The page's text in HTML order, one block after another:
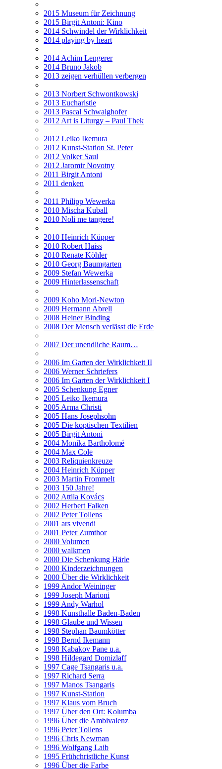
2015 Museum für Zeichnung
2015 Birgit Antoni: Kino
2014 Schwindel der Wirklichkeit
2014 playing by heart
2014 Achim Lengerer
2014 Bruno Jakob
2013 zeigen verhüllen verbergen
2013 Norbert Schwontkowski
2013 Eucharistie
2013 Pascal Schwaighofer
2012 Art is Liturgy – Paul Thek
2012 Leiko Ikemura
2012 Kunst-Station St. Peter
2012 Volker Saul
2012 Jaromir Novotny
2011 Birgit Antoni
2011 denken
2011 Philipp Wewerka
2010 Mischa Kuball
2010 Noli me tangere!
2010 Heinrich Küpper
2010 Robert Haiss
2010 Renate Köhler
2010 Georg Baumgarten
2009 Stefan Wewerka
2009 Hinterlassenschaft
2009 Koho Mori-Newton
2009 Hermann Abrell
2008 Heiner Binding
2008 Der Mensch verlässt die Erde
2007 Der unendliche Raum…
2006 Im Garten der Wirklichkeit II
2006 Werner Schriefers
2006 Im Garten der Wirklichkeit I
2005 Schenkung Egner
2005 Leiko Ikemura
2005 Arma Christi
2005 Hans Josephsohn
2005 Die koptischen Textilien
2005 Birgit Antoni
2004 Monika Bartholomé
2004 Max Cole
2003 Reliquienkreuze
2004 Heinrich Küpper
2003 Martin Frommelt
2003 150 Jahre!
2002 Attila Kovács
2002 Herbert Falken
2002 Peter Tollens
2001 ars vivendi
2001 Peter Zumthor
2000 Volumen
2000 walkmen
2000 Die Schenkung Härle
2000 Kinderzeichnungen
2000 Über die Wirklichkeit
1999 Andor Weininger
1999 Joseph Marioni
1999 Andy Warhol
1998 Kunsthalle Baden-Baden
1998 Glaube und Wissen
1998 Stephan Baumkötter
1998 Bernd Ikemann
1998 Kabakov Pane u.a.
1998 Hildegard Domizlaff
1997 Cage Tsangaris u.a.
1997 Richard Serra
1997 Manos Tsangaris
1997 Kunst-Station
1997 Klaus vom Bruch
1997 Über den Ort: Kolumba
1996 Über die Ambivalenz
1996 Peter Tollens
1996 Chris Newman
1996 Wolfgang Laib
1995 Frühchristliche Kunst
1996 Über die Farbe